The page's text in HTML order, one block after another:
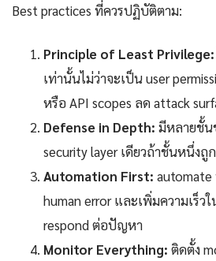
Best practices ที่ควรปฏิบัติตาม:
Principle of Least Privilege:
เท่านั้นไม่ว่าจะเป็น user
หรือ API scopes ลด attack
Defense in Depth: มีหลายชั้น
security layer เดียวถ้าชั้นหนึ่งถู
Automation First:
human error และเพิ่มความเร็ว
respond ต่อปัญหา
Monitor Everything: ติดตั้ง